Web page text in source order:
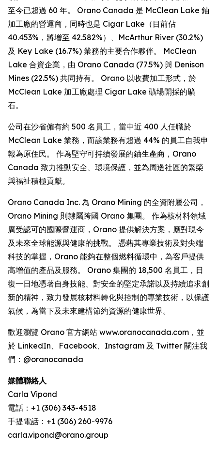
至今已超過 60 年。 Orano Canada 是 McClean Lake 鈾
加工廠的營運商，同時也是 Cigar Lake（目前佔
40.453%，將增至 42.582%）、McArthur River (30.2%)
及 Key Lake (16.7%) 業務的主要合作夥伴。 McClean
Lake 合資企業，由 Orano Canada (77.5%) 與 Denison
Mines (22.5%) 共同持有。 Orano 以收費加工形式，於
McClean Lake 加工廠處理 Cigar Lake 礦場開採的礦
石。
公司在沙省僱有約 500 名員工，當中近 400 人任職於
McClean Lake 業務，而該業務有超過 44% 的員工自我申
報為原住民。 作為堅守可持續發展的鈾生產商，Orano
Canada 致力推動安全、環境保護，並為周邊社區的繁榮
與福祉積極貢獻。
Orano Canada Inc. 為 Orano Mining 的全資附屬公司，
Orano Mining 則隸屬跨國 Orano 集團。 作為核材料領域
廣受認可的國際營運商，Orano 提供解決方案，應對現今
及未來全球能源與健康的挑戰。 憑藉其專業技術及對尖端
科技的掌握，Orano 能夠在整個燃料循環中，為客戶提供
高增值的產品及服務。 Orano 集團的 18,500 名員工，日
復一日地憑著自身技能、對安全的堅定承諾以及持續追求創
新的精神，致力發展核材料轉化與控制的專業技術，以保護
氣候，為當下及未來建構節約資源的健康世界。
歡迎瀏覽 Orano 官方網站 www.oranocanada.com，並
於 LinkedIn、Facebook、Instagram 及 Twitter 關注我
們：@oranocanada
媒體聯絡人
Carla Vipond
電話：+1 (306) 343-4518
手提電話：+1 (306) 260-9976
carla.vipond@orano.group